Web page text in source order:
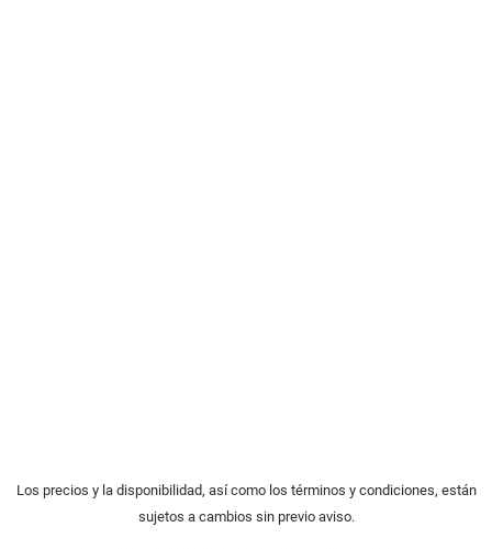
Los precios y la disponibilidad, así como los términos y condiciones, están
sujetos a cambios sin previo aviso.